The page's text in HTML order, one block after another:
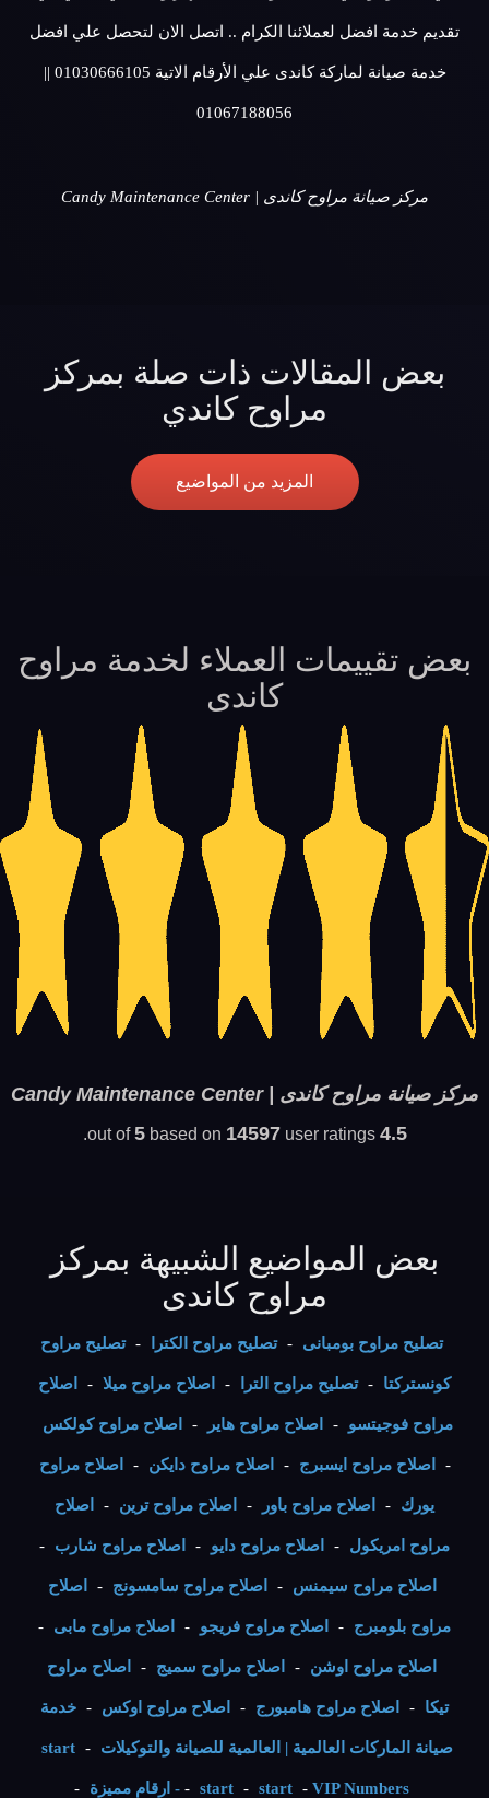
تقديم خدمة افضل لعملائنا الكرام .. اتصل الان لتحصل علي افضل
خدمة صيانة لماركة كاندى علي الأرقام الاتية 01030666105 ||
01067188056
مركز صيانة مراوح كاندى | Candy Maintenance Center
بعض المقالات ذات صلة بمركز
مراوح كاندي
المزيد من المواضيع
بعض تقييمات العملاء لخدمة مراوح
كاندى
مركز صيانة مراوح كاندى | Candy Maintenance Center
4.5
out of
5based on 14597user ratings.
بعض المواضيع الشبيهة بمركز
مراوح كاندى
تصليح مراوح بومبانى - تصليح مراوح الكترا - تصليح مراوح
كونستركتا - تصليح مراوح الترا - اصلاح مراوح ميلا - اصلاح
مراوح فوجيتسو - اصلاح مراوح هاير - اصلاح مراوح كولكس
- اصلاح مراوح ايسبرج - اصلاح مراوح دايكن - اصلاح مراوح
يورك - اصلاح مراوح باور - اصلاح مراوح ترين - اصلاح
مراوح امريكول - اصلاح مراوح دايو - اصلاح مراوح شارب -
اصلاح مراوح سيمنس - اصلاح مراوح سامسونج - اصلاح
مراوح بلومبرج - اصلاح مراوح فريجو - اصلاح مراوح مابى -
اصلاح مراوح اوشن - اصلاح مراوح سميج - اصلاح مراوح
تيكا - اصلاح مراوح هامبورج - اصلاح مراوح اوكس - خدمة
صيانة الماركات العالمية | العالمية للصيانة والتوكيلات -
start
- start - start - VIP Numbers - ارقام مميزة -